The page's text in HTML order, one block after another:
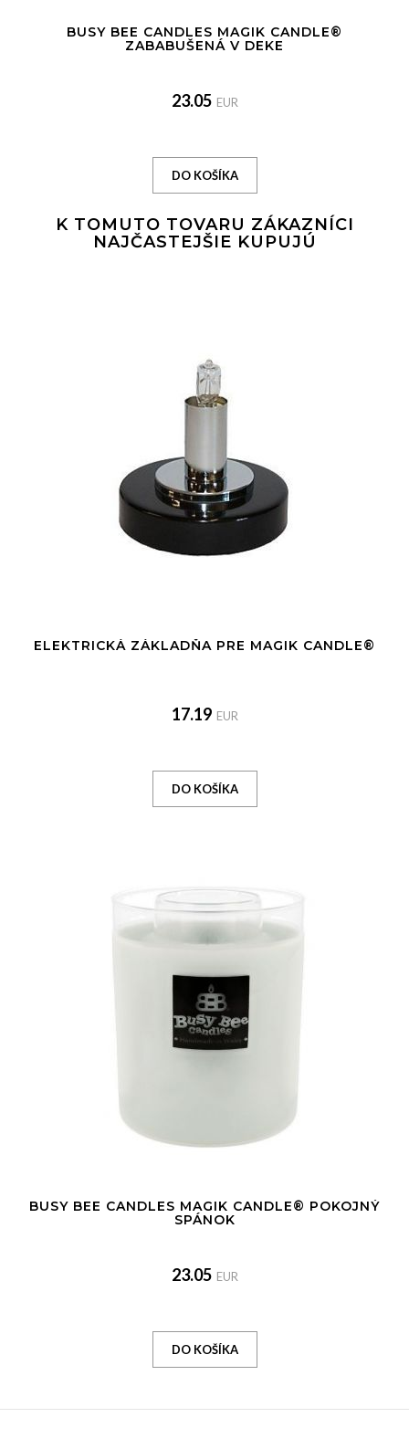
BUSY BEE CANDLES MAGIK CANDLE®
ZABABUŠENÁ V DEKE
23.05 EUR
K TOMUTO TOVARU ZÁKAZNÍCI
NAJČASTEJŠIE KUPUJÚ
ELEKTRICKÁ ZÁKLADŇA PRE MAGIK CANDLE®
17.19 EUR
BUSY BEE CANDLES MAGIK CANDLE® POKOJNÝ
SPÁNOK
23.05 EUR